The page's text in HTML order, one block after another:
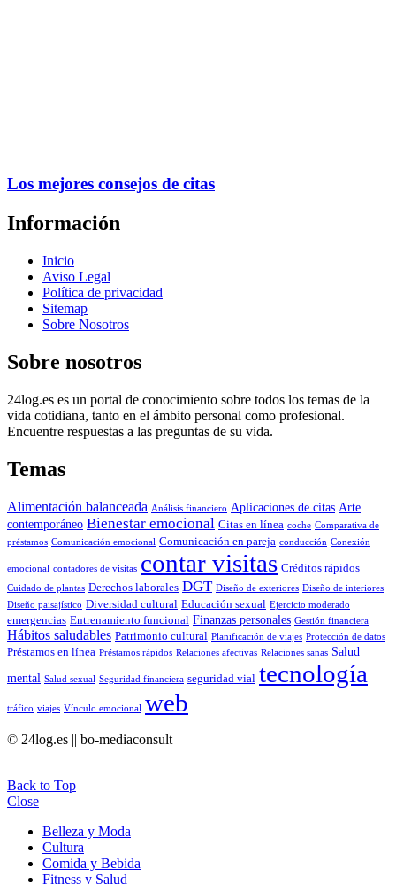
Los mejores consejos de citas
Información
Inicio
Aviso Legal
Política de privacidad
Sitemap
Sobre Nosotros
Sobre nosotros
24log.es es un portal de conocimiento sobre todos los temas de la
vida cotidiana, tanto en el ámbito personal como profesional.
Encuentre respuestas a las preguntas de su vida.
Temas
Alimentación balanceada Análisis financiero Aplicaciones de citas Arte
contemporáneo Bienestar emocional Citas en línea coche Comparativa de
préstamos Comunicación emocional Comunicación en pareja conducción Conexión
emocional contadores de visitas contar visitas Créditos rápidos
Cuidado de plantas Derechos laborales DGT Diseño de exteriores Diseño de interiores
Diseño paisajístico Diversidad cultural Educación sexual Ejercicio moderado
emergencias Entrenamiento funcional Finanzas personales Gestión financiera
Hábitos saludables Patrimonio cultural Planificación de viajes Protección de datos
Préstamos en línea Préstamos rápidos Relaciones afectivas Relaciones sanas Salud
mental Salud sexual Seguridad financiera seguridad vial tecnología
tráfico viajes Vínculo emocional web
© 24log.es || bo-mediaconsult
Back to Top
Close
Belleza y Moda
Cultura
Comida y Bebida
Fitness y Salud